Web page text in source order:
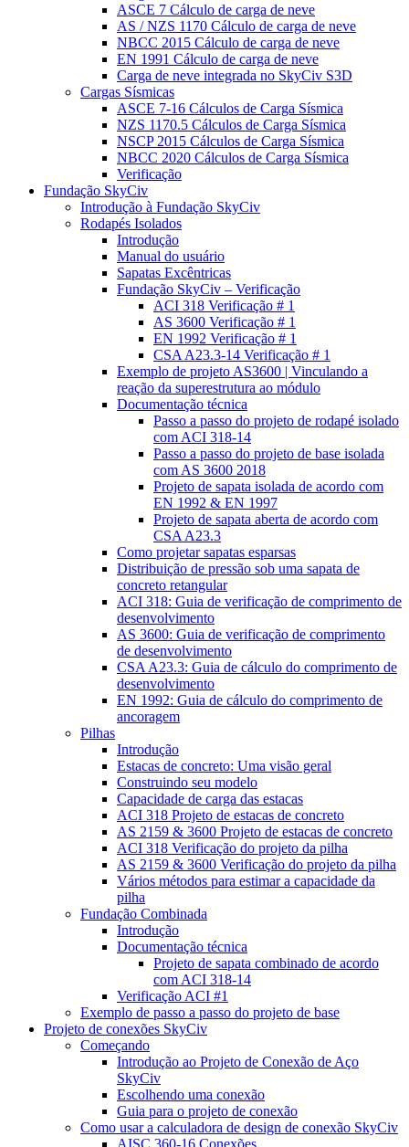
ASCE 7 Cálculo de carga de neve
AS / NZS 1170 Cálculo de carga de neve
NBCC 2015 Cálculo de carga de neve
EN 1991 Cálculo de carga de neve
Carga de neve integrada no SkyCiv S3D
Cargas Sísmicas
ASCE 7-16 Cálculos de Carga Sísmica
NZS 1170.5 Cálculos de Carga Sísmica
NSCP 2015 Cálculos de Carga Sísmica
NBCC 2020 Cálculos de Carga Sísmica
Verificação
Fundação SkyCiv
Introdução à Fundação SkyCiv
Rodapés Isolados
Introdução
Manual do usuário
Sapatas Excêntricas
Fundação SkyCiv – Verificação
ACI 318 Verificação # 1
AS 3600 Verificação # 1
EN 1992 Verificação # 1
CSA A23.3-14 Verificação # 1
Exemplo de projeto AS3600 | Vinculando a
reação da superestrutura ao módulo
Documentação técnica
Passo a passo do projeto de rodapé isolado
com ACI 318-14
Passo a passo do projeto de base isolada
com AS 3600 2018
Projeto de sapata isolada de acordo com
EN 1992 & EN 1997
Projeto de sapata aberta de acordo com
CSA A23.3
Como projetar sapatas esparsas
Distribuição de pressão sob uma sapata de
concreto retangular
ACI 318: Guia de verificação de comprimento de
desenvolvimento
AS 3600: Guia de verificação de comprimento
de desenvolvimento
CSA A23.3: Guia de cálculo do comprimento de
desenvolvimento
EN 1992: Guia de cálculo do comprimento de
ancoragem
Pilhas
Introdução
Estacas de concreto: Uma visão geral
Construindo seu modelo
Capacidade de carga das estacas
ACI 318 Projeto de estacas de concreto
AS 2159 & 3600 Projeto de estacas de concreto
ACI 318 Verificação do projeto da pilha
AS 2159 & 3600 Verificação do projeto da pilha
Vários métodos para estimar a capacidade da
pilha
Fundação Combinada
Introdução
Documentação técnica
Projeto de sapata combinado de acordo
com ACI 318-14
Verificação ACI #1
Exemplo de passo a passo do projeto de base
Projeto de conexões SkyCiv
Começando
Introdução ao Projeto de Conexão de Aço
SkyCiv
Escolhendo uma conexão
Guia para o projeto de conexão
Como usar a calculadora de design de conexão SkyCiv